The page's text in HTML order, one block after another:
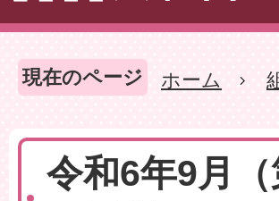
現在のページ ホーム
令和6年9月